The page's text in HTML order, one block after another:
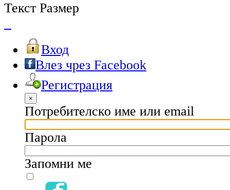
Текст Размер
Вход
Влез чрез Facebook
Регистрация
×
Потребителско име или email
Парола
Запомни ме